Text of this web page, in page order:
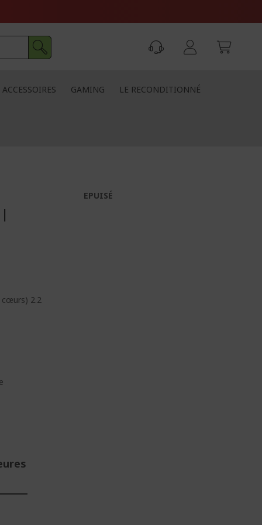
ACCESSOIRES GAMING LE RECONDITIONNÉ
cœurs) 2.2
EPUISÉ